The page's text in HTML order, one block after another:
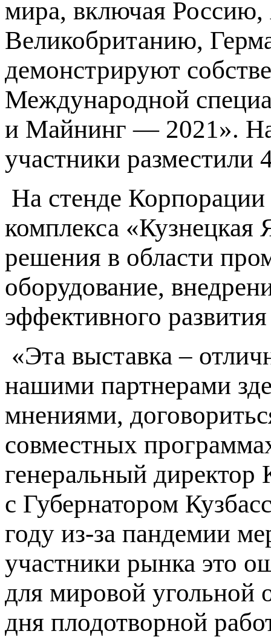
мира, включая
Великобританию,
демонстрируют
Международной
и Майнинг — 2021».
участники разместили
На стенде
комплекса «Кузнецкая
решения в области
оборудование,
эффективного
«Эта выставка –
нашими партнерами
мнениями,
совместных
генеральный
с Губернатором
году из-за пандемии
участники рынка это
для мировой угольной
дня плодотворной